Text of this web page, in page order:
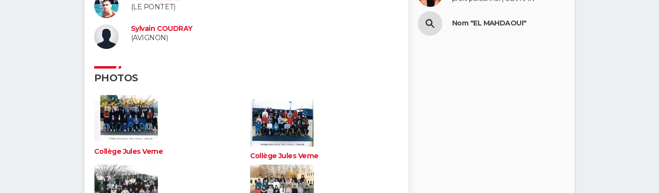
(LE PONTET)
Sylvain COUDRAY
(AVIGNON)
PHOTOS
Collège Jules Verne Collège Jules Verne
Nom "EL MAHDAOUI"